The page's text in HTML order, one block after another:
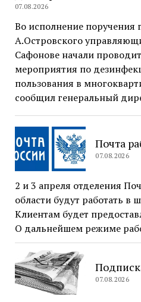
07.08.2026
Во исполнение поручения
А.Островского
Сафонове начали
мероприятия по
пользования в
сообщил генеральный
Почта
07.08.2026
2 и 3 апреля отделения
области будут работать в
Клиентам будет
О дальнейшем режиме
07.08.2026